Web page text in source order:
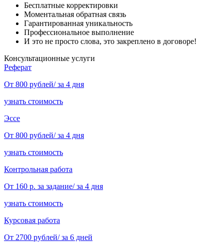
Бесплатные корректировки
Моментальная обратная связь
Гарантированная уникальность
Профессиональное выполнение
И это не просто слова, это закреплено в договоре!
Консультационные услуги
Реферат
От 800 рублей/ за 4 дня
узнать стоимость
Эссе
От 800 рублей/ за 4 дня
узнать стоимость
Контрольная работа
От 160 р. за задание/ за 4 дня
узнать стоимость
Курсовая работа
От 2700 рублей/ за 6 дней